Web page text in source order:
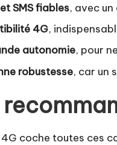
SMS fiables, avec
4G,
autonomie, pour
robustesse, car un
4G coche toutes ces